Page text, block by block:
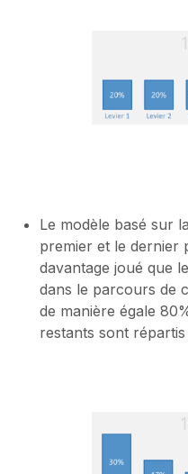
Le modèle basé sur
premier et le dernier
davantage joué que
dans le parcours de
de manière égale
restants sont